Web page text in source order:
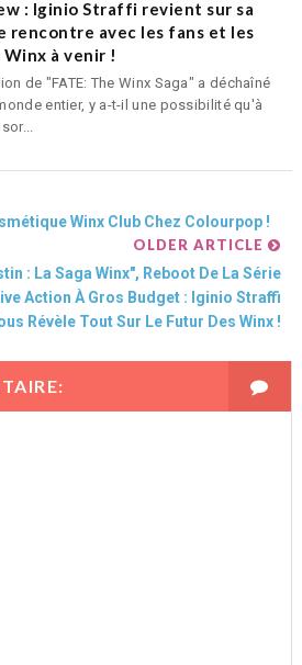
: Iginio Straffi revient sur sa
rencontre avec les fans et les
à venir !
de "FATE: The Winx Saga" a déchaîné
entier, y a-t-il une possibilité qu'à
Winx Club Chez Colourpop !
OLDER ARTICLE
: La Saga Winx", Reboot De La Série
Action À Gros Budget : Iginio Straffi
Révèle Tout Sur Le Futur Des Winx !